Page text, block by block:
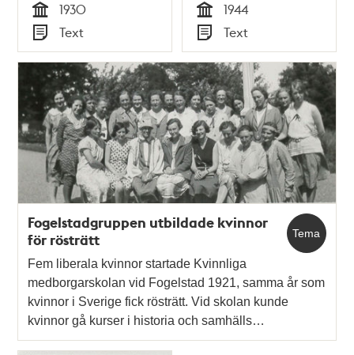
Tid
1930
Typ
Text Tid
1944
Typ
Text
Tema
Fogelstadgruppen utbildade kvinnor
för rösträtt
Fem liberala kvinnor startade Kvinnliga
medborgarskolan vid Fogelstad 1921, samma år som
kvinnor i Sverige fick rösträtt. Vid skolan kunde
kvinnor gå kurser i historia och samhälls…